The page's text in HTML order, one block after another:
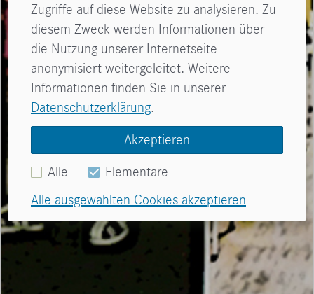
Zugriffe auf diese Website zu analysieren. Zu
diesem Zweck werden Informationen über
die Nutzung unserer Internetseite
anonymisiert weitergeleitet. Weitere
Informationen finden Sie in unserer
Datenschutzerklärung.
Akzeptieren
Alle
Elementare
Alle ausgewählten Cookies akzeptieren